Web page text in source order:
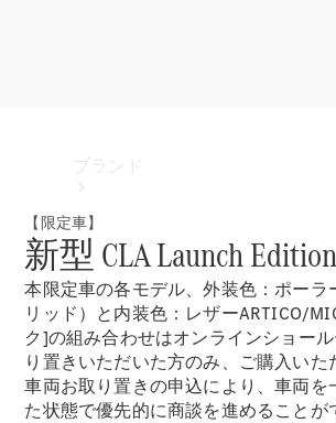
ブランド
【限定車】
新型 CLA Launch Edition
本限定車の各モデル、外装色：ポーラ
リッド）と内装色：レザーARTICO/
ク]の組み合わせはオンラインショー
り置きいただいた方のみ、ご購入いた
車両お取り置きの申込により、車両を
た状態で優先的に商談を進めることが